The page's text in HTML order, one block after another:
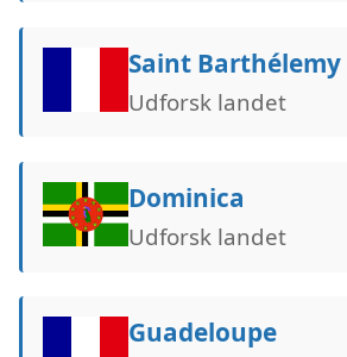
Saint Barthélemy
Udforsk landet
Dominica
Udforsk landet
Guadeloupe